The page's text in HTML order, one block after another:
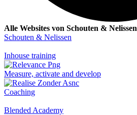
Alle Websites von Schouten & Nelissen
Schouten & Nelissen
Inhouse training
Measure, activate and develop
Coaching
Blended Academy